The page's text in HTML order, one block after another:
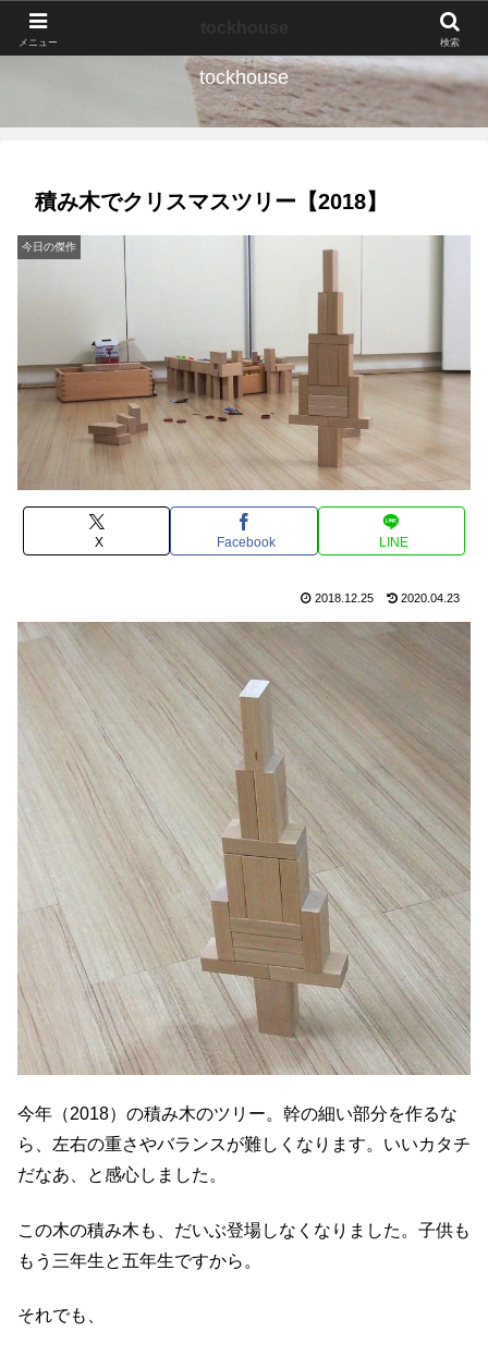
tockhouse
積み木でクリスマスツリー【2018】
今日の傑作
X Facebook LINE
2018.12.25 2020.04.23
今年（2018）の積み木のツリー。幹の細い部分を作るな
ら、左右の重さやバランスが難しくなります。いいカタチ
だなあ、と感心しました。
この木の積み木も、だいぶ登場しなくなりました。子供も
もう三年生と五年生ですから。
それでも、
メニュー 検索